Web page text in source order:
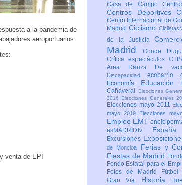
a la pandemia de
aeroportuarios.
venta de EPI
Casa de Campo
Centros Deportivos
Centro Internacional de
Madrid Ciclismo
de la Justicia
MadridConde
Crítica espectáculos
Area
Danza De
Discapacidad ecobarrio
Economía Educación
Cañaveral
Elecciones
2016 Elecciones Generales
Elecciones mayo 2011
mayo 2019
Elecciones
Empleo EMT
esMADRIDtv
Excursiones
de Moncloa
Ferias y
Fiestas de Madrid
Fondo Estatal para el
Fotos de Madrid
Gran Vía Historia